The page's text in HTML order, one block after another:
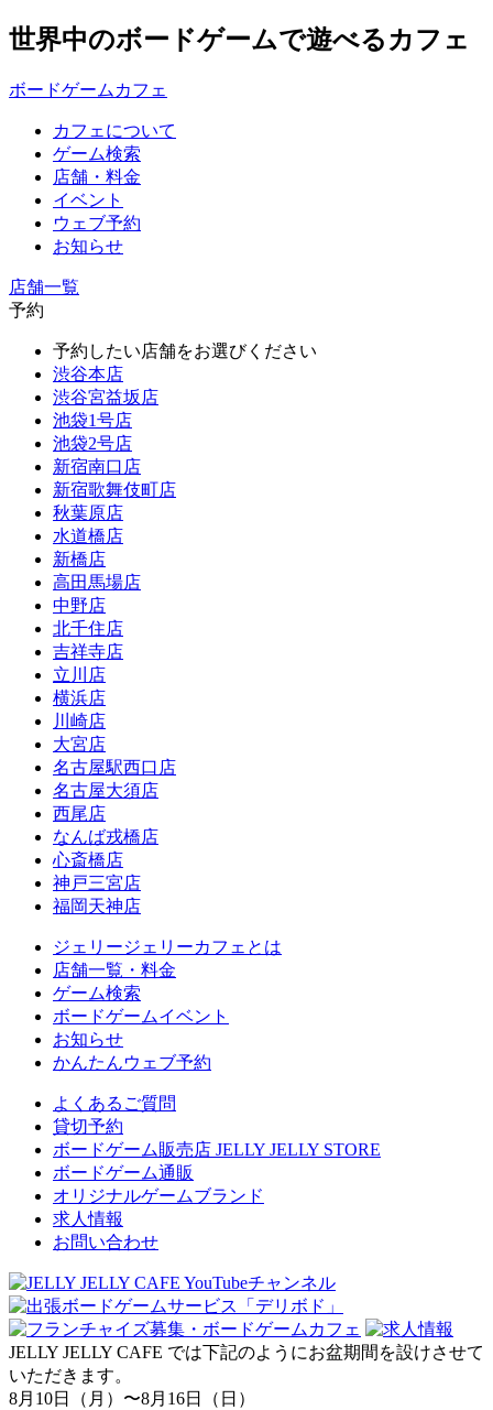
世界中のボードゲームで遊べるカフェ
ボードゲームカフェ
カフェについて
ゲーム検索
店舗・料金
イベント
ウェブ予約
お知らせ
店舗一覧
予約
予約したい店舗をお選びください
渋谷本店
渋谷宮益坂店
池袋1号店
池袋2号店
新宿南口店
新宿歌舞伎町店
秋葉原店
水道橋店
新橋店
高田馬場店
中野店
北千住店
吉祥寺店
立川店
横浜店
川崎店
大宮店
名古屋駅西口店
名古屋大須店
西尾店
なんば戎橋店
心斎橋店
神戸三宮店
福岡天神店
ジェリージェリーカフェとは
店舗一覧・料金
ゲーム検索
ボードゲームイベント
お知らせ
かんたんウェブ予約
よくあるご質問
貸切予約
ボードゲーム販売店 JELLY JELLY STORE
ボードゲーム通販
オリジナルゲームブランド
求人情報
お問い合わせ
JELLY JELLY CAFE では下記のようにお盆期間を設けさせて
いただきます。
8月10日（月）〜8月16日（日）